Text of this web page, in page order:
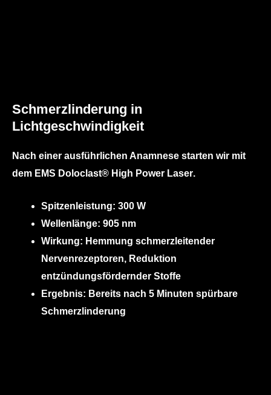
Schmerzlinderung in
Lichtgeschwindigkeit
Nach einer ausführlichen Anamnese starten wir mit
dem EMS Doloclast® High Power Laser.
Spitzenleistung: 300 W
Wellenlänge: 905 nm
Wirkung: Hemmung schmerzleitender
Nervenrezeptoren, Reduktion
entzündungsfördernder Stoffe
Ergebnis: Bereits nach 5 Minuten spürbare
Schmerzlinderung